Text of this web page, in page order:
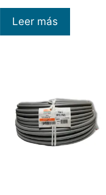
Leer más